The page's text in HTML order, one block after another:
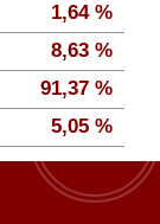
1,64 %
8,63 %
91,37 %
5,05 %